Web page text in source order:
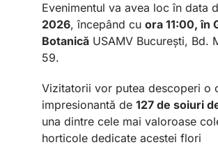
Evenimentul va avea loc în data
2026, începând cu ora 11:00, în
Botanică USAMV București, Bd.
59.
Vizitatorii vor putea descoperi o
impresionantă de 127 de soiuri
una dintre cele mai valoroase
horticole dedicate acestei flori